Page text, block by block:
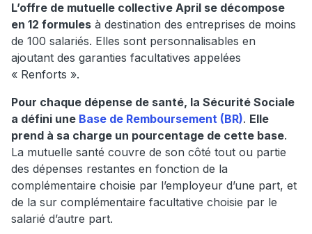
L’offre de mutuelle collective April se décompose
en 12 formules à destination des entreprises de moins
de 100 salariés. Elles sont personnalisables en
ajoutant des garanties facultatives appelées
« Renforts ».
Pour chaque dépense de santé, la Sécurité Sociale
a défini une Base de Remboursement (BR). Elle
prend à sa charge un pourcentage de cette base.
La mutuelle santé couvre de son côté tout ou partie
des dépenses restantes en fonction de la
complémentaire choisie par l’employeur d’une part, et
de la sur complémentaire facultative choisie par le
salarié d’autre part.